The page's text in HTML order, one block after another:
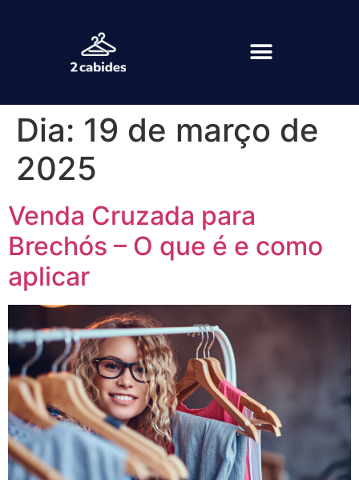
Dia: 19 de março de
2025
Venda Cruzada para
Brechós – O que é e como
aplicar